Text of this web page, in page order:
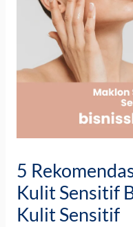
5
Kulit Sensitif
Kulit Sensitif